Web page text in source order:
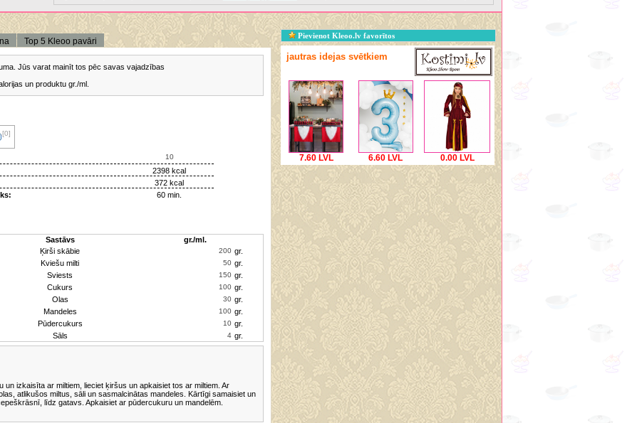
Top 5 Kleoo pavāri
Jūs varat mainīt tos pēc savas vajadzības
un produktu gr./ml.
[0]
2398 kcal
372 kcal
60 min.
Sastāvs
gr./ml.
Ķirši skābie
gr.
Kviešu milti
gr.
Sviests
gr.
Cukurs
gr.
Olas
gr.
Mandeles
gr.
Pūdercukurs
gr.
Sāls
gr.
izkaisīta ar miltiem, lieciet ķiršus un apkaisiet tos ar miltiem. Ar
atlikušos miltus, sāli un sasmalcinātas mandeles. Kārtīgi samaisiet un
līdz gatavs. Apkaisiet ar pūdercukuru un mandelēm.
Pievienot Kleoo.lv favorītos
jautras idejas svētkiem
7.60 LVL 6.60 LVL 0.00 LVL